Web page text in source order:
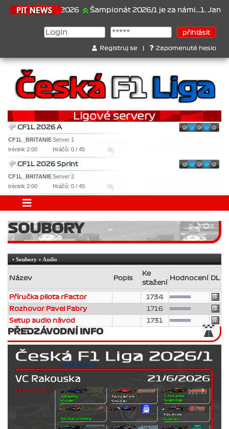
21.6.2026 Šampionát 2026/1 je za námi...1. Jan
Registruj se Zapomenuté heslo
CF1L 2026 A
CF1L_BRITANIEServer 1
trénink 2:00
Hráčů: 0 / 45
CF1L 2026 Sprint
CF1L_BRITANIEServer 2
trénink 2:00
Hráčů: 0 / 45
SOUBORY
• Soubory » Audio
Název Popis
Ke
stažení
Hodnocení DL
Příručka pilota rFactor
1734
Rozhovor Pavel Fabry
1716
Setup audio návod
1731
PŘEDZÁVODNÍ INFO